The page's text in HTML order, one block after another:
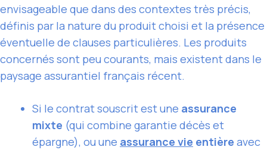
envisageable que dans des contextes très précis,
définis par la nature du produit choisi et la présence
éventuelle de clauses particulières. Les produits
concernés sont peu courants, mais existent dans le
paysage assurantiel français récent.
Si le contrat souscrit est une assurance
mixte (qui combine garantie décès et
épargne), ou une assurance vie entière avec